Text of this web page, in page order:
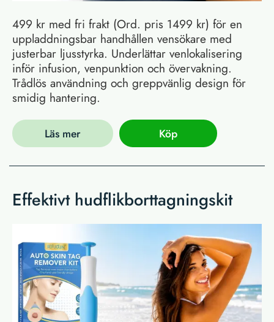
499 kr med fri frakt (Ord. pris 1499 kr) för en
uppladdningsbar handhållen vensökare med
justerbar ljusstyrka. Underlättar venlokalisering
inför infusion, venpunktion och övervakning.
Trådlös användning och greppvänlig design för
smidig hantering.
Läs mer Köp
Effektivt hudflikborttagningskit